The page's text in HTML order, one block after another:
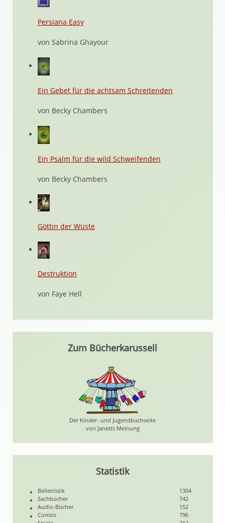
Persiana Easy
von Sabrina Ghayour
Ein Gebet für die achtsam Schreitenden
von Becky Chambers
Ein Psalm für die wild Schweifenden
von Becky Chambers
Göttin der Wüste
Destruktion
von Faye Hell
Zum Bücherkarussell
Der Kinder- und Jugendbuchseite
von Janetts Meinung
Statistik
Belletristik
1304
Sachbücher
742
Audio-Bücher
152
Comics
796